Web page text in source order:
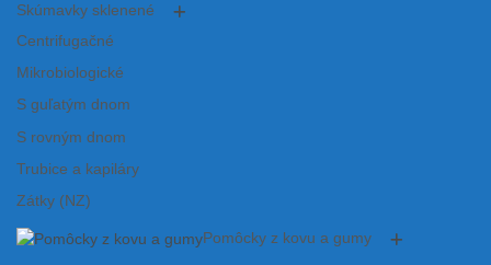
Skúmavky sklenené
Centrifugačné
Mikrobiologické
S guľatým dnom
S rovným dnom
Trubice a kapiláry
Zátky (NZ)
Pomôcky z kovu a gumy